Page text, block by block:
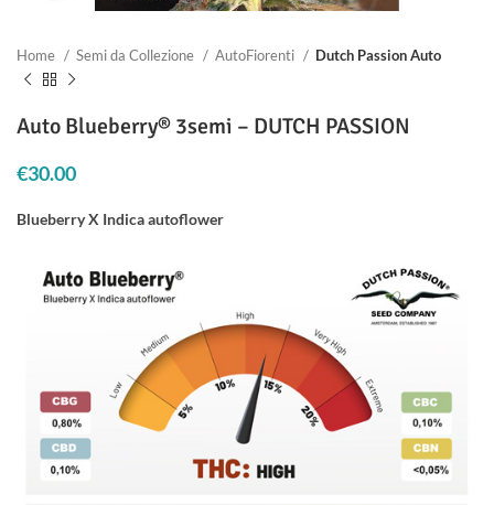
Home Semi da Collezione AutoFiorenti Dutch Passion Auto
Auto Blueberry® 3semi – DUTCH PASSION
€30.00
Blueberry X Indica autoflower